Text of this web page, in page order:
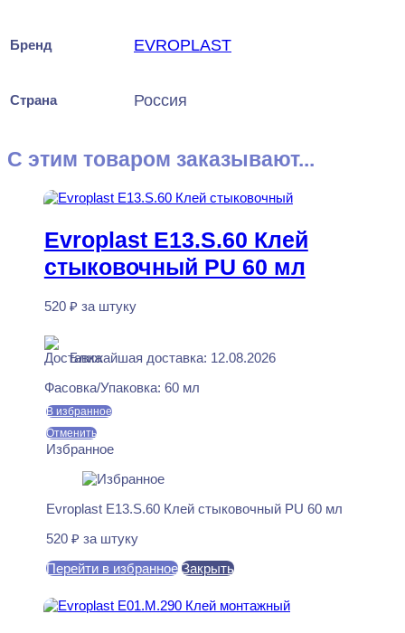
Бренд EVROPLAST
Страна Россия
С этим товаром заказывают...
Evroplast E13.S.60 Клей
стыковочный PU 60 мл
520 ₽ за штуку
Ближайшая доставка: 12.08.2026
Фасовка/Упаковка: 60 мл
В избранное
Отменить
Избранное
Evroplast E13.S.60 Клей стыковочный PU 60 мл
520 ₽ за штуку
Перейти в избранное Закрыть